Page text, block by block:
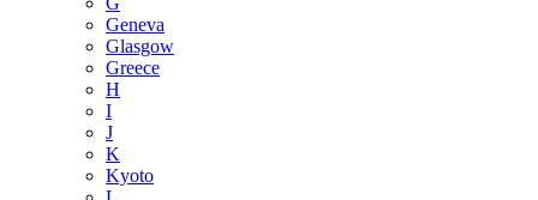
Geneva
Glasgow
Greece
H
I
J
K
Kyoto